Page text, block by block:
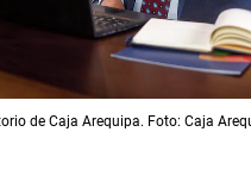
de Caja Arequipa. Foto: Caja